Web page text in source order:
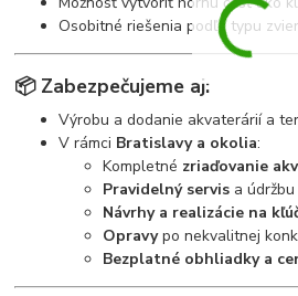
Osobitné riešenia podľa typu
📦 Zabezpečujeme aj:
Výrobu a dodanie akvaterárií a
V rámci Bratislavy a okolia:
Kompletné zriaďovanie
Pravidelný servis a údržbu
Návrhy a realizácie na
Opravypo nekvalitnej
Bezplatné obhliadky a